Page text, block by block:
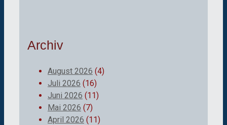
Archiv
August 2026 (4)
Juli 2026 (16)
Juni 2026 (11)
Mai 2026 (7)
April 2026 (11)